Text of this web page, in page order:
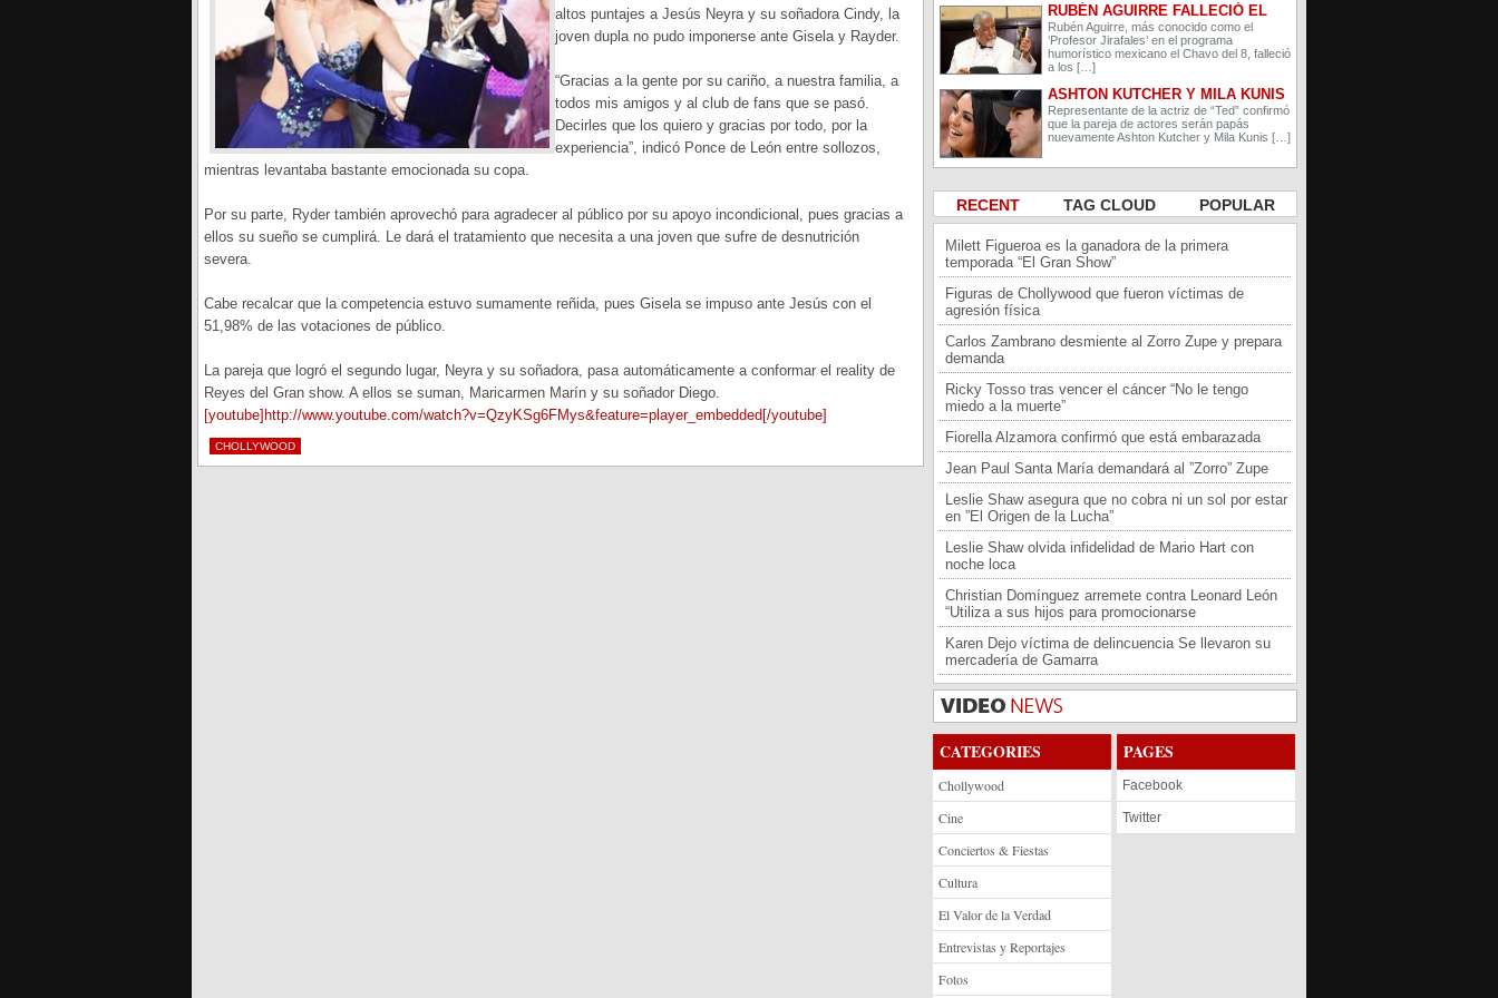
altos puntajes a Jesús Neyra y su soñadora Cindy, la
joven dupla no pudo imponerse ante Gisela y Rayder.
“Gracias a la gente por su cariño, a nuestra familia, a
todos mis amigos y al club de fans que se pasó.
Decirles que los quiero y gracias por todo, por la
experiencia”, indicó Ponce de León entre sollozos,
mientras levantaba bastante emocionada su copa.
Por su parte, Ryder también aprovechó para agradecer al público por su apoyo incondicional, pues gracias a
ellos su sueño se cumplirá. Le dará el tratamiento que necesita a una joven que sufre de desnutrición
severa.
Cabe recalcar que la competencia estuvo sumamente reñida, pues Gisela se impuso ante Jesús con el
51,98% de las votaciones de público.
La pareja que logró el segundo lugar, Neyra y su soñadora, pasa automáticamente a conformar el reality de
Reyes del Gran show. A ellos se suman, Maricarmen Marín y su soñador Diego.
[youtube]http://www.youtube.com/watch?v=QzyKSg6FMys&feature=player_embedded[/youtube]
CHOLLYWOOD
RUBÉN AGUIRRE FALLECIÓ EL
PROFESOR JIRAFALES DE EL
CHAVO DEL 8
Rubén Aguirre, más conocido como el
‘Profesor Jirafales’ en el programa
humorístico mexicano el Chavo del 8, falleció
a los […]
ASHTON KUTCHER Y MILA KUNIS
ESPERAN A SU SEGUNDO HIJO
Representante de la actriz de “Ted” confirmó
que la pareja de actores serán papás
nuevamente Ashton Kutcher y Mila Kunis […]
RECENT TAG CLOUD POPULAR
Milett Figueroa es la ganadora de la primera
temporada “El Gran Show”
Figuras de Chollywood que fueron víctimas de
agresión física
Carlos Zambrano desmiente al Zorro Zupe y prepara
demanda
Ricky Tosso tras vencer el cáncer “No le tengo
miedo a la muerte”
Fiorella Alzamora confirmó que está embarazada
Jean Paul Santa María demandará al ”Zorro” Zupe
Leslie Shaw asegura que no cobra ni un sol por estar
en ”El Origen de la Lucha”
Leslie Shaw olvida infidelidad de Mario Hart con
noche loca
Christian Domínguez arremete contra Leonard León
“Utiliza a sus hijos para promocionarse
Karen Dejo víctima de delincuencia Se llevaron su
mercadería de Gamarra
CATEGORIES
Chollywood
Cine
Conciertos & Fiestas
Cultura
El Valor de la Verdad
Entrevistas y Reportajes
Fotos
PAGES
Facebook
Twitter